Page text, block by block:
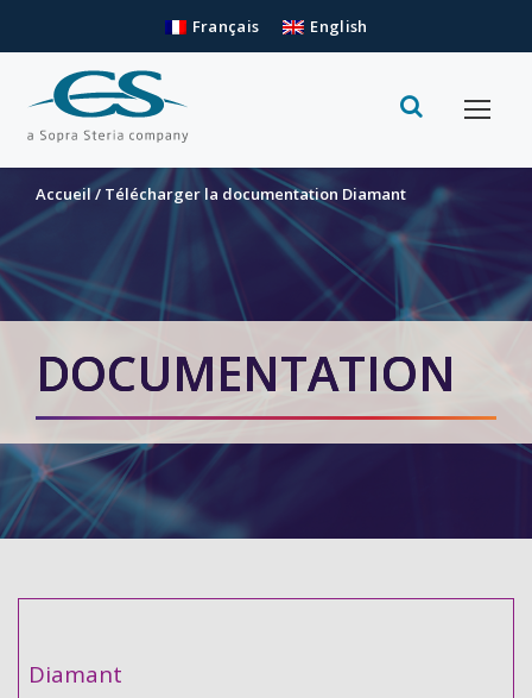
Français English
Accueil/ Télécharger la documentation Diamant
DOCUMENTATION
Diamant